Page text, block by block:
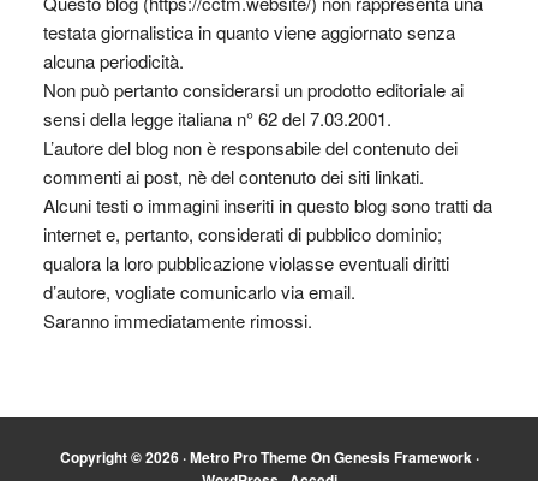
testata giornalistica in quanto viene aggiornato senza
alcuna periodicità.
Non può pertanto considerarsi un prodotto editoriale ai
sensi della legge italiana n° 62 del 7.03.2001.
L’autore del blog non è responsabile del contenuto dei
commenti ai post, nè del contenuto dei siti linkati.
Alcuni testi o immagini inseriti in questo blog sono tratti da
internet e, pertanto, considerati di pubblico dominio;
qualora la loro pubblicazione violasse eventuali diritti
d’autore, vogliate comunicarlo via email.
Saranno immediatamente rimossi.
Copyright © 2026 ·Metro Pro ThemeOnGenesis Framework·